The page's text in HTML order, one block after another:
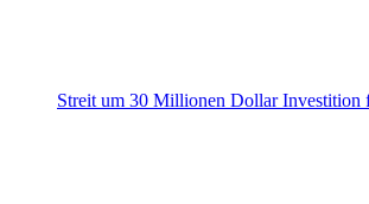
Streit um 30 Millionen Dollar